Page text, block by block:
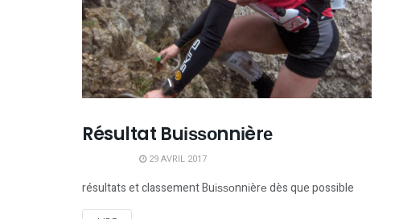
RÉSULTATS TRAILS
Résultat Buіѕѕоnnіèrе
29 AVRIL 2017
résultats et classement Buіѕѕоnnіèrе dès que possible